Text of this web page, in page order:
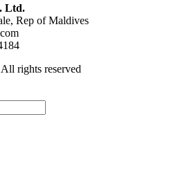
Ltd.
Rep of Maldives
rights reserved